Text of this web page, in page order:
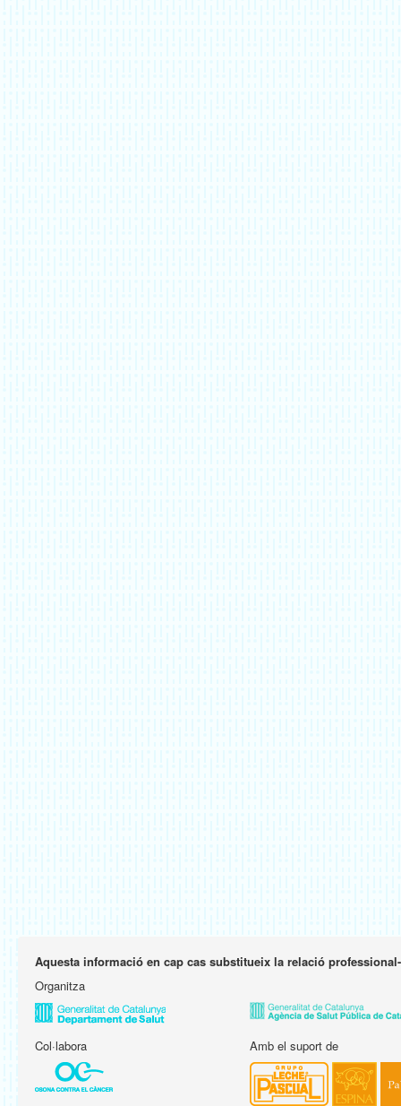
Aquesta informació en cap cas substitueix la relació
Organitza
Col·labora Amb el suport de